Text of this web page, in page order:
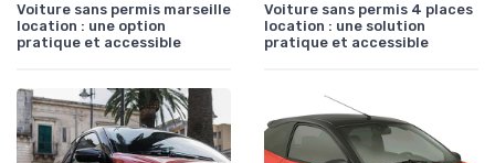
Voiture sans permis marseille
location : une option
pratique et accessible
Voiture sans permis 4 places
location : une solution
pratique et accessible